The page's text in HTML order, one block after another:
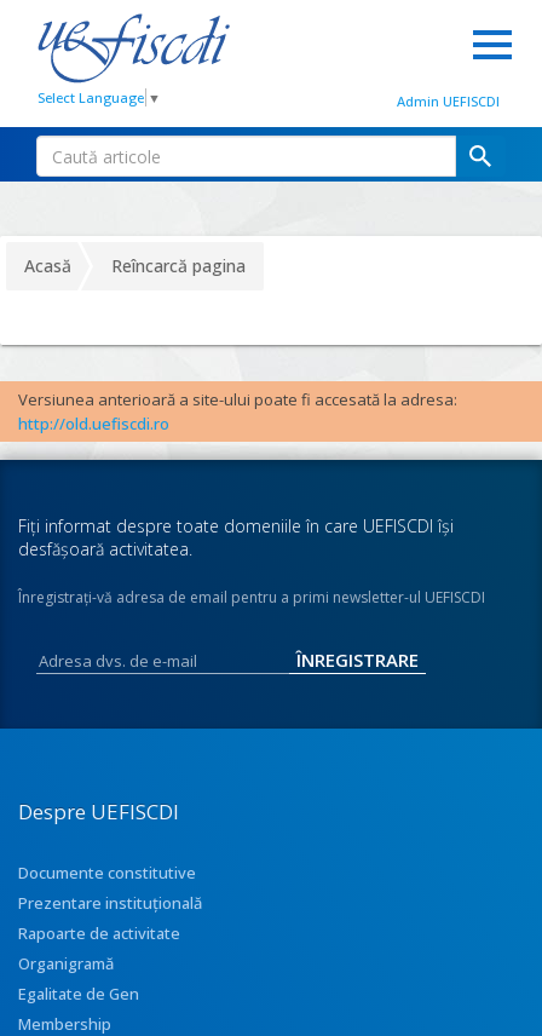
Select Language ▼ Admin UEFISCDI
Acasă Reîncarcă pagina
Versiunea anterioară a site-ului poate fi accesată la adresa:
http://old.uefiscdi.ro
Fiţi informat despre toate domeniile în care UEFISCDI îşi
desfăşoară activitatea.
Înregistraţi-vă adresa de email pentru a primi newsletter-ul UEFISCDI
Despre UEFISCDI
Documente constitutive
Prezentare instituţională
Rapoarte de activitate
Organigramă
Egalitate de Gen
Membership